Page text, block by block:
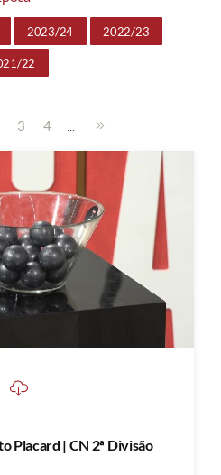
2023/24 2022/23
22
3 4 ...
Placard | CN 2ª Divisão